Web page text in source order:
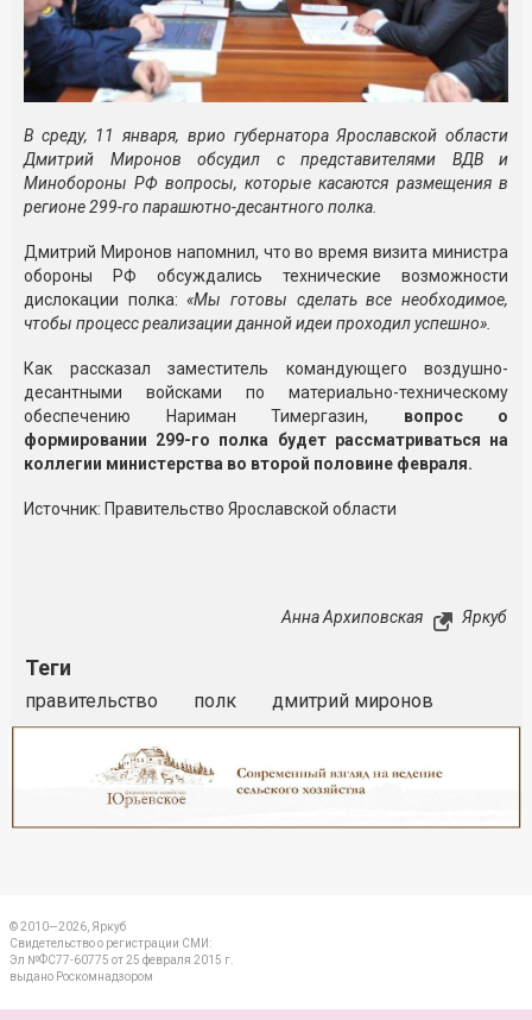
В среду, 11 января, врио губернатора Ярославской области
Дмитрий Миронов обсудил с представителями ВДВ и
Минобороны РФ вопросы, которые касаются размещения в
регионе 299-го парашютно-десантного полка.
Дмитрий Миронов напомнил, что во время визита министра
обороны РФ обсуждались технические возможности
дислокации полка:«Мы готовы сделать все необходимое,
чтобы процесс реализации данной идеи проходил успешно».
Как рассказал заместитель командующего воздушно-
десантными войсками по материально-техническому
обеспечению Нариман Тимергазин, вопрос о
формировании 299-го полка будет рассматриваться на
коллегии министерства во второй половине февраля.
Источник: Правительство Ярославской области
Анна Архиповская Яркуб
Теги
правительство полк дмитрий миронов
© 2010—2026, Яркуб
Свидетельство о регистрации СМИ:
Эл №ФС77-60775 от 25 февраля 2015 г.
выдано Роскомнадзором